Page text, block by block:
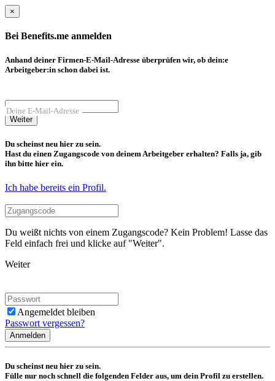
×
Bei Benefits.me anmelden
Anhand deiner Firmen-E-Mail-Adresse überprüfen wir, ob dein:e
Arbeitgeber:in schon dabei ist.
Deine E-Mail-Adresse
Weiter
Du scheinst neu hier zu sein.
Hast du einen Zugangscode von deinem Arbeitgeber erhalten? Falls ja, gib
ihn bitte hier ein.
Ich habe bereits ein Profil.
Du weißt nichts von einem Zugangscode? Kein Problem! Lasse das
Feld einfach frei und klicke auf "Weiter".
Weiter
Angemeldet bleiben
Passwort vergessen?
Anmelden
Du scheinst neu hier zu sein.
Fülle nur noch schnell die folgenden Felder aus, um dein Profil zu erstellen.